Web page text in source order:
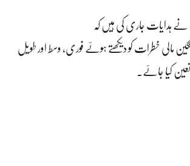
ہدایات جاری کی ہیں کہ
مالی خطرات کو دیکھتے ہوئے فوری، وسط اور طویل
کیا جائے۔